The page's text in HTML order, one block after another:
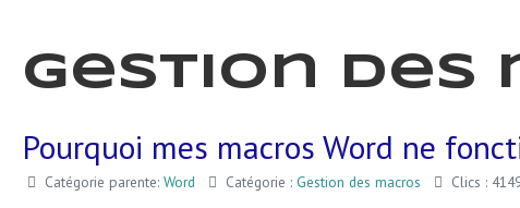
Gestion des
Pourquoi mes macros Word ne
Catégorie parente: Word Catégorie : Gestion des macros Clics :